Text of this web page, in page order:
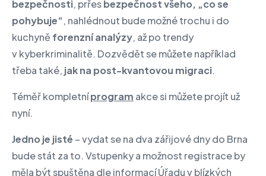
bezpečnosti, prřesbezpečnost všeho, „co se
pohybuje“, nahlédnout bude možné trochu i do
kuchyně forenzní analýzy, až po trendy
v kyberkriminalitě. Dozvědět se můžete například
třeba také, jak na post-kvantovou migraci.
Téměř kompletníprogram akce si můžete projít už
nyní.
Jedno je jisté – vydat se na dva zářijové dny do Brna
bude stát za to. Vstupenky a možnost registrace by
měla být spuštěna dle informací Úřadu v blízkých